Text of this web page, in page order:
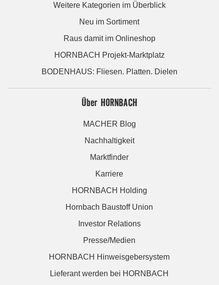
Weitere Kategorien im Überblick
Neu im Sortiment
Raus damit im Onlineshop
HORNBACH Projekt-Marktplatz
BODENHAUS: Fliesen. Platten. Dielen
Über HORNBACH
MACHER Blog
Nachhaltigkeit
Marktfinder
Karriere
HORNBACH Holding
Hornbach Baustoff Union
Investor Relations
Presse/Medien
HORNBACH Hinweisgebersystem
Lieferant werden bei HORNBACH